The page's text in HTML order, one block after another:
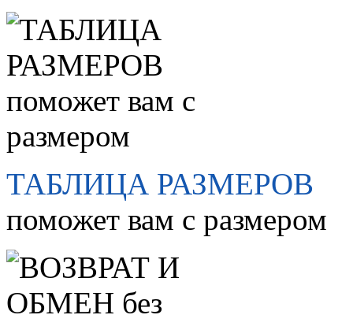
ТАБЛИЦА РАЗМЕРОВ
поможет вам с размером